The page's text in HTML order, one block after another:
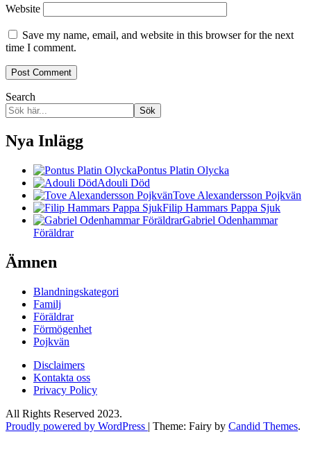
Website
Save my name, email, and website in this browser for the next
time I comment.
Search
Sök
Nya Inlägg
Pontus Platin Olycka
Adouli Död
Tove Alexandersson Pojkvän
Filip Hammars Pappa Sjuk
Gabriel Odenhammar
Föräldrar
Ämnen
Blandningskategori
Familj
Föräldrar
Förmögenhet
Pojkvän
Disclaimers
Kontakta oss
Privacy Policy
All Rights Reserved 2023.
Proudly powered by WordPress | Theme: Fairy by Candid Themes.